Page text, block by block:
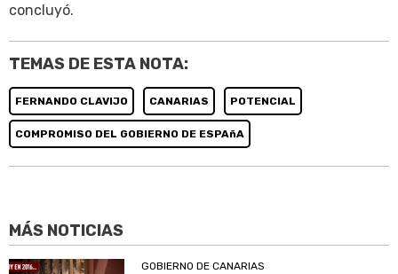
concluyó.
TEMAS DE ESTA NOTA:
FERNANDO CLAVIJO CANARIAS POTENCIAL
COMPROMISO DEL GOBIERNO DE ESPAñA
MÁS NOTICIAS
GOBIERNO DE CANARIAS